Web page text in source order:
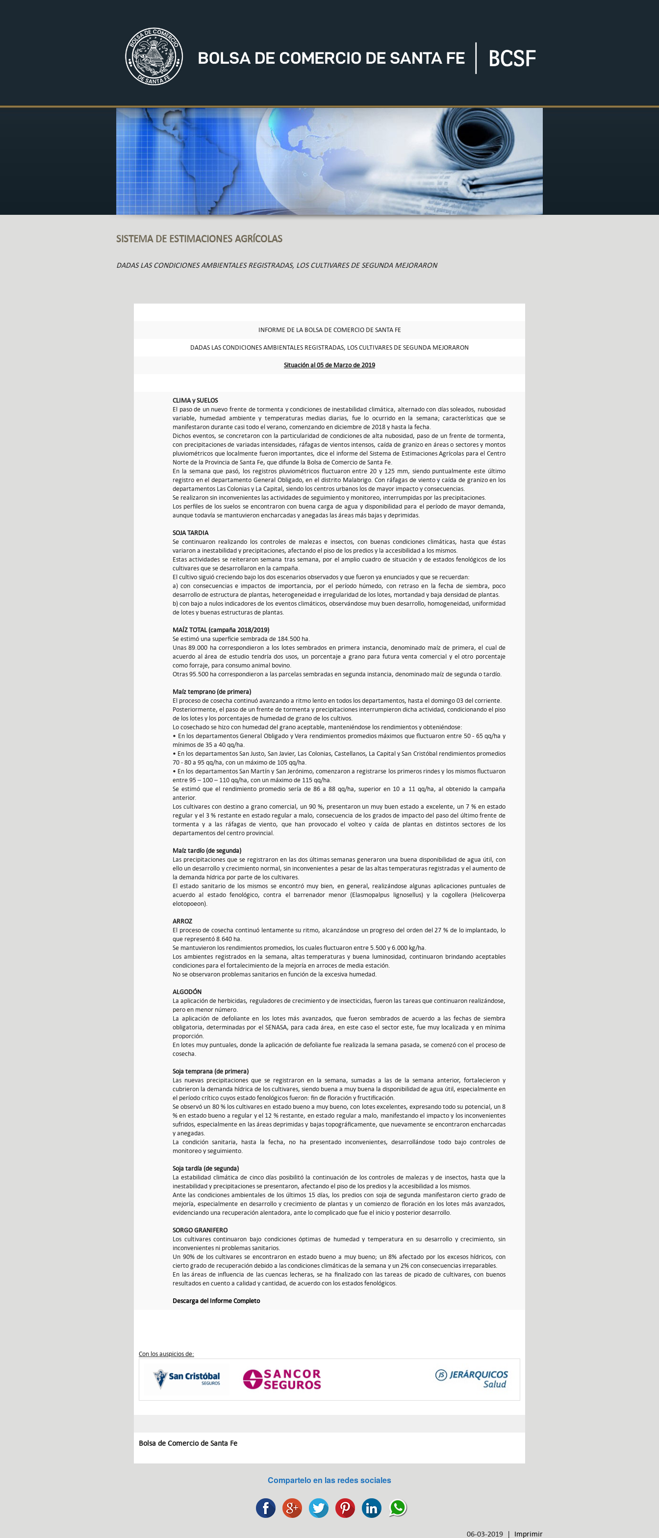
SISTEMA DE ESTIMACIONES AGRÍCOLAS
DADAS LAS CONDICIONES AMBIENTALES REGISTRADAS, LOS CULTIVARES DE SEGUNDA MEJORARON
INFORME DE LA BOLSA DE COMERCIO DE SANTA FE
DADAS LAS CONDICIONES AMBIENTALES REGISTRADAS, LOS CULTIVARES DE SEGUNDA MEJORARON
Situación al 05 de Marzo de 2019
CLIMA y SUELOS
El paso de un nuevo frente de tormenta y condiciones de inestabilidad climática, alternado con días soleados, nubosidad
variable, humedad ambiente y temperaturas medias diarias, fue lo ocurrido en la semana; características que se
manifestaron durante casi todo el verano, comenzando en diciembre de 2018 y hasta la fecha.
Dichos eventos, se concretaron con la particularidad de condiciones de alta nubosidad, paso de un frente de tormenta,
con precipitaciones de variadas intensidades, ráfagas de vientos intensos, caída de granizo en áreas o sectores y montos
pluviométricos que localmente fueron importantes, dice el informe del Sistema de Estimaciones Agrícolas para el Centro
Norte de la Provincia de Santa Fe, que difunde la Bolsa de Comercio de Santa Fe.
En la semana que pasó, los registros pluviométricos fluctuaron entre 20 y 125 mm, siendo puntualmente este último
registro en el departamento General Obligado, en el distrito Malabrigo. Con ráfagas de viento y caída de granizo en los
departamentos Las Colonias y La Capital, siendo los centros urbanos los de mayor impacto y consecuencias.
Se realizaron sin inconvenientes las actividades de seguimiento y monitoreo, interrumpidas por las precipitaciones.
Los perfiles de los suelos se encontraron con buena carga de agua y disponibilidad para el período de mayor demanda,
aunque todavía se mantuvieron encharcadas y anegadas las áreas más bajas y deprimidas.
SOJA TARDIA
Se continuaron realizando los controles de malezas e insectos, con buenas condiciones climáticas, hasta que éstas
variaron a inestabilidad y precipitaciones, afectando el piso de los predios y la accesibilidad a los mismos.
Estas actividades se reiteraron semana tras semana, por el amplio cuadro de situación y de estados fenológicos de los
cultivares que se desarrollaron en la campaña.
El cultivo siguió creciendo bajo los dos escenarios observados y que fueron ya enunciados y que se recuerdan:
a) con consecuencias e impactos de importancia, por el período húmedo, con retraso en la fecha de siembra, poco
desarrollo de estructura de plantas, heterogeneidad e irregularidad de los lotes, mortandad y baja densidad de plantas.
b) con bajo a nulos indicadores de los eventos climáticos, observándose muy buen desarrollo, homogeneidad, uniformidad
de lotes y buenas estructuras de plantas.
MAÍZ TOTAL (campaña 2018/2019)
Se estimó una superficie sembrada de 184.500 ha.
Unas 89.000 ha correspondieron a los lotes sembrados en primera instancia, denominado maíz de primera, el cual de
acuerdo al área de estudio tendría dos usos, un porcentaje a grano para futura venta comercial y el otro porcentaje
como forraje, para consumo animal bovino.
Otras 95.500 ha correspondieron a las parcelas sembradas en segunda instancia, denominado maíz de segunda o tardío.
Maíz temprano (de primera)
El proceso de cosecha continuó avanzando a ritmo lento en todos los departamentos, hasta el domingo 03 del corriente.
Posteriormente, el paso de un frente de tormenta y precipitaciones interrumpieron dicha actividad, condicionando el piso
de los lotes y los porcentajes de humedad de grano de los cultivos.
Lo cosechado se hizo con humedad del grano aceptable, manteniéndose los rendimientos y obteniéndose:
• En los departamentos General Obligado y Vera rendimientos promedios máximos que fluctuaron entre 50 - 65 qq/ha y
mínimos de 35 a 40 qq/ha.
• En los departamentos San Justo, San Javier, Las Colonias, Castellanos, La Capital y San Cristóbal rendimientos promedios
70 - 80 a 95 qq/ha, con un máximo de 105 qq/ha.
• En los departamentos San Martín y San Jerónimo, comenzaron a registrarse los primeros rindes y los mismos fluctuaron
entre 95 – 100 – 110 qq/ha, con un máximo de 115 qq/ha.
Se estimó que el rendimiento promedio sería de 86 a 88 qq/ha, superior en 10 a 11 qq/ha, al obtenido la campaña
anterior.
Los cultivares con destino a grano comercial, un 90 %, presentaron un muy buen estado a excelente, un 7 % en estado
regular y el 3 % restante en estado regular a malo, consecuencia de los grados de impacto del paso del último frente de
tormenta y a las ráfagas de viento, que han provocado el volteo y caída de plantas en distintos sectores de los
departamentos del centro provincial.
Maíz tardío (de segunda)
Las precipitaciones que se registraron en las dos últimas semanas generaron una buena disponibilidad de agua útil, con
ello un desarrollo y crecimiento normal, sin inconvenientes a pesar de las altas temperaturas registradas y el aumento de
la demanda hídrica por parte de los cultivares.
El estado sanitario de los mismos se encontró muy bien, en general, realizándose algunas aplicaciones puntuales de
acuerdo al estado fenológico, contra el barrenador menor (Elasmopalpus lignosellus) y la cogollera (Helicoverpa
elotopoeon).
ARROZ
El proceso de cosecha continuó lentamente su ritmo, alcanzándose un progreso del orden del 27 % de lo implantado, lo
que representó 8.640 ha.
Se mantuvieron los rendimientos promedios, los cuales fluctuaron entre 5.500 y 6.000 kg/ha.
Los ambientes registrados en la semana, altas temperaturas y buena luminosidad, continuaron brindando aceptables
condiciones para el fortalecimiento de la mejoría en arroces de media estación.
No se observaron problemas sanitarios en función de la excesiva humedad.
ALGODÓN
La aplicación de herbicidas, reguladores de crecimiento y de insecticidas, fueron las tareas que continuaron realizándose,
pero en menor número.
La aplicación de defoliante en los lotes más avanzados, que fueron sembrados de acuerdo a las fechas de siembra
obligatoria, determinadas por el SENASA, para cada área, en este caso el sector este, fue muy localizada y en mínima
proporción.
En lotes muy puntuales, donde la aplicación de defoliante fue realizada la semana pasada, se comenzó con el proceso de
cosecha.
Soja temprana (de primera)
Las nuevas precipitaciones que se registraron en la semana, sumadas a las de la semana anterior, fortalecieron y
cubrieron la demanda hídrica de los cultivares, siendo buena a muy buena la disponibilidad de agua útil, especialmente en
el período crítico cuyos estado fenológicos fueron: fin de floración y fructificación.
Se observó un 80 % los cultivares en estado bueno a muy bueno, con lotes excelentes, expresando todo su potencial, un 8
% en estado bueno a regular y el 12 % restante, en estado regular a malo, manifestando el impacto y los inconvenientes
sufridos, especialmente en las áreas deprimidas y bajas topográficamente, que nuevamente se encontraron encharcadas
y anegadas.
La condición sanitaria, hasta la fecha, no ha presentado inconvenientes, desarrollándose todo bajo controles de
monitoreo y seguimiento.
Soja tardía (de segunda)
La estabilidad climática de cinco días posibilitó la continuación de los controles de malezas y de insectos, hasta que la
inestabilidad y precipitaciones se presentaron, afectando el piso de los predios y la accesibilidad a los mismos.
Ante las condiciones ambientales de los últimos 15 días, los predios con soja de segunda manifestaron cierto grado de
mejoría, especialmente en desarrollo y crecimiento de plantas y un comienzo de floración en los lotes más avanzados,
evidenciando una recuperación alentadora, ante lo complicado que fue el inicio y posterior desarrollo.
SORGO GRANIFERO
Los cultivares continuaron bajo condiciones óptimas de humedad y temperatura en su desarrollo y crecimiento, sin
inconvenientes ni problemas sanitarios.
Un 90% de los cultivares se encontraron en estado bueno a muy bueno; un 8% afectado por los excesos hídricos, con
cierto grado de recuperación debido a las condiciones climáticas de la semana y un 2% con consecuencias irreparables.
En las áreas de influencia de las cuencas lecheras, se ha finalizado con las tareas de picado de cultivares, con buenos
resultados en cuento a calidad y cantidad, de acuerdo con los estados fenológicos.
Descarga del Informe Completo
Con los auspicios de:
Bolsa de Comercio de Santa Fe
Compartelo en las redes sociales
06-03-2019 | Imprimir